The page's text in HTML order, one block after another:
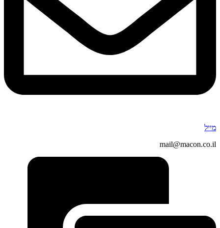
מייל
mail@macon.co.il